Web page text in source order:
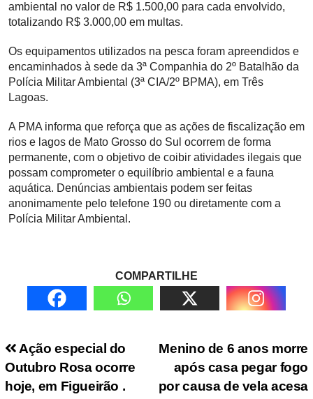
ambiental no valor de R$ 1.500,00 para cada envolvido,
totalizando R$ 3.000,00 em multas.
Os equipamentos utilizados na pesca foram apreendidos e
encaminhados à sede da 3ª Companhia do 2º Batalhão da
Polícia Militar Ambiental (3ª CIA/2º BPMA), em Três
Lagoas.
A PMA informa que reforça que as ações de fiscalização em
rios e lagos de Mato Grosso do Sul ocorrem de forma
permanente, com o objetivo de coibir atividades ilegais que
possam comprometer o equilíbrio ambiental e a fauna
aquática. Denúncias ambientais podem ser feitas
anonimamente pelo telefone 190 ou diretamente com a
Polícia Militar Ambiental.
COMPARTILHE
Navegação de PostMenino de 6 anos morre
após casa pegar fogo
por causa de vela acesa
Ação especial do
Outubro Rosa ocorre
hoje, em Figueirão .